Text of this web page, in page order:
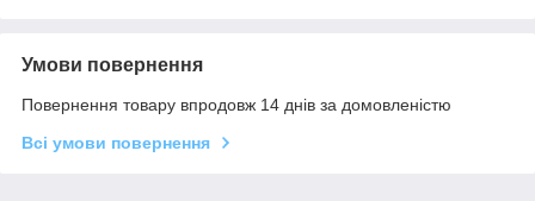
Умови повернення
Повернення товару впродовж 14 днів за домовленістю
Всі умови повернення